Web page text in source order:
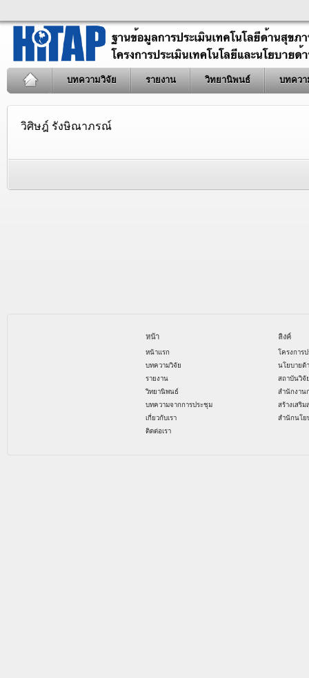
บทความวิจัย รายงาน วิทยานิพนธ์ บทควา
วิศิษฎ์ รังษิณาภรณ์
หน้า
หน้าแรก
บทความวิจัย
รายงาน
วิทยานิพนธ์
บทความจากการประชุม
เกี่ยวกับเรา
ติดต่อเรา
ลิงค์
โครงการ
นโยบายด้
สถาบันวิจั
สำนักงาน
สร้างเสริ
สำนักนโย